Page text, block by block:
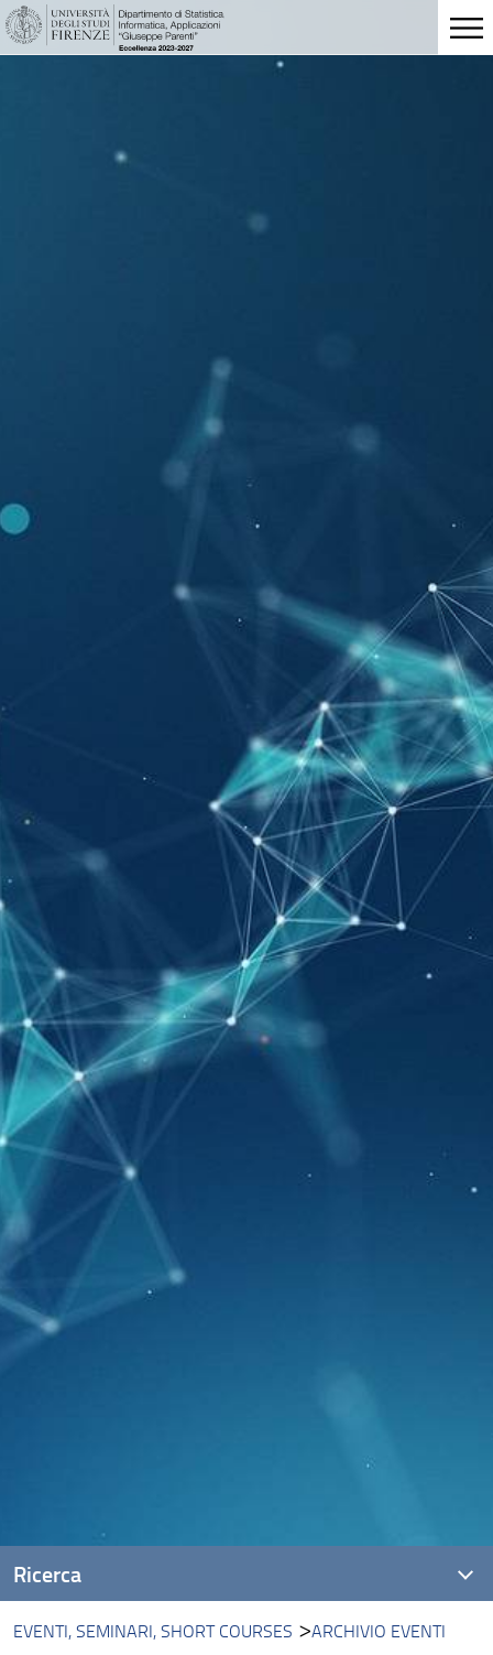
EVENTI, SEMINARI, SHORT COURSES ARCHIVIO EVENTI
Ricerca
Progetti